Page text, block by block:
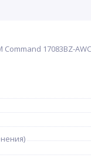
17083BZ-